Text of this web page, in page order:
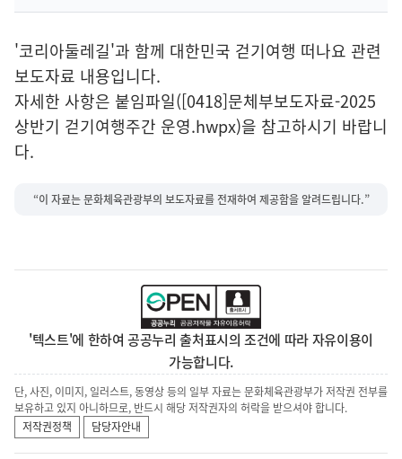
'코리아둘레길'과 함께 대한민국 걷기여행 떠나요 관련
보도자료 내용입니다.
자세한 사항은 붙임파일([0418]문체부보도자료-2025
상반기 걷기여행주간 운영.hwpx)을 참고하시기 바랍니
다.
“이 자료는 문화체육관광부의 보도자료를 전재하여 제공함을 알려드립니다.”
'텍스트'에 한하여 공공누리 출처표시의 조건에 따라 자유이용이
가능합니다.
단, 사진, 이미지, 일러스트, 동영상 등의 일부 자료는 문화체육관광부가 저작권 전부를
보유하고 있지 아니하므로, 반드시 해당 저작권자의 허락을 받으셔야 합니다.
저작권정책
담당자안내